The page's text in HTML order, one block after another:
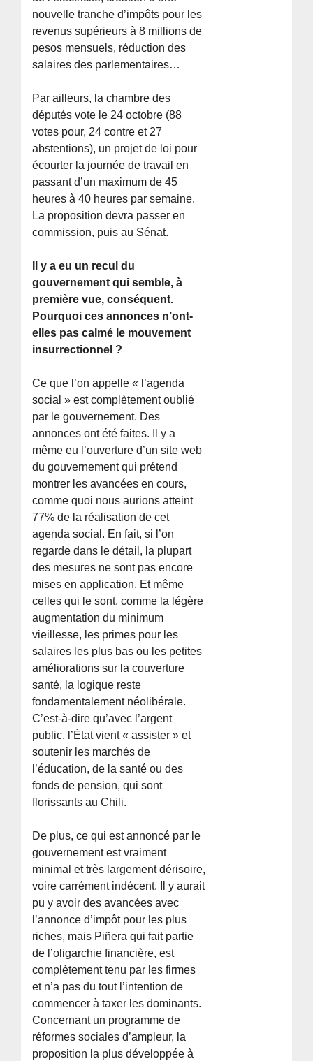
nouvelle tranche d’impôts pour les
revenus supérieurs à 8 millions de
pesos mensuels, réduction des
salaires des parlementaires…
Par ailleurs, la chambre des
députés vote le 24 octobre (88
votes pour, 24 contre et 27
abstentions), un projet de loi pour
écourter la journée de travail en
passant d’un maximum de 45
heures à 40 heures par semaine.
La proposition devra passer en
commission, puis au Sénat.
Il y a eu un recul du
gouvernement qui semble, à
première vue, conséquent.
Pourquoi ces annonces n’ont-
elles pas calmé le mouvement
insurrectionnel ?
Ce que l’on appelle « l’agenda
social » est complètement oublié
par le gouvernement. Des
annonces ont été faites. Il y a
même eu l’ouverture d’un site web
du gouvernement qui prétend
montrer les avancées en cours,
comme quoi nous aurions atteint
77% de la réalisation de cet
agenda social. En fait, si l’on
regarde dans le détail, la plupart
des mesures ne sont pas encore
mises en application. Et même
celles qui le sont, comme la légère
augmentation du minimum
vieillesse, les primes pour les
salaires les plus bas ou les petites
améliorations sur la couverture
santé, la logique reste
fondamentalement néolibérale.
C’est-à-dire qu’avec l’argent
public, l’État vient « assister » et
soutenir les marchés de
l’éducation, de la santé ou des
fonds de pension, qui sont
florissants au Chili.
De plus, ce qui est annoncé par le
gouvernement est vraiment
minimal et très largement dérisoire,
voire carrément indécent. Il y aurait
pu y avoir des avancées avec
l’annonce d’impôt pour les plus
riches, mais Piñera qui fait partie
de l’oligarchie financière, est
complètement tenu par les firmes
et n’a pas du tout l’intention de
commencer à taxer les dominants.
Concernant un programme de
réformes sociales d’ampleur, la
proposition la plus développée à